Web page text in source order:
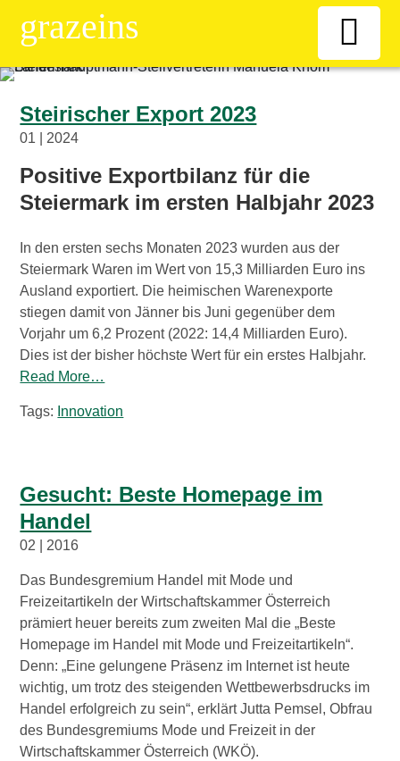
grazeins
Kiosk
News-Ticker
Frauen
Senioren
ÖAAB
Wirtschaftsbund
Mitglied werden
Tipps
Gassenschaun
Gassenschaun 2019
Steirischer Export 2023
01 | 2024
Positive Exportbilanz für die
Steiermark im ersten Halbjahr 2023
In den ersten sechs Monaten 2023 wurden aus der
Steiermark Waren im Wert von 15,3 Milliarden Euro ins
Ausland exportiert. Die heimischen Warenexporte
stiegen damit von Jänner bis Juni gegenüber dem
Vorjahr um 6,2 Prozent (2022: 14,4 Milliarden Euro).
Dies ist der bisher höchste Wert für ein erstes Halbjahr.
Read More…
Tags: Innovation
Gesucht: Beste Homepage im
Handel
02 | 2016
Das Bundesgremium Handel mit Mode und
Freizeitartikeln der Wirtschaftskammer Österreich
prämiert heuer bereits zum zweiten Mal die „Beste
Homepage im Handel mit Mode und Freizeitartikeln“.
Denn: „Eine gelungene Präsenz im Internet ist heute
wichtig, um trotz des steigenden Wettbewerbsdrucks im
Handel erfolgreich zu sein“, erklärt Jutta Pemsel, Obfrau
des Bundesgremiums Mode und Freizeit in der
Wirtschaftskammer Österreich (WKÖ).